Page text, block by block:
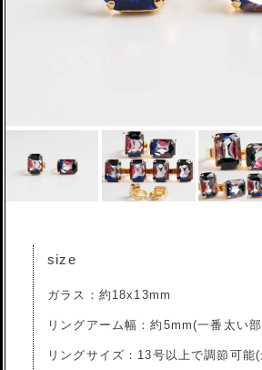
size
ガラス：約18x13mm
リングアーム幅：約5mm(一番太い
リングサイズ：13号以上で調節可能